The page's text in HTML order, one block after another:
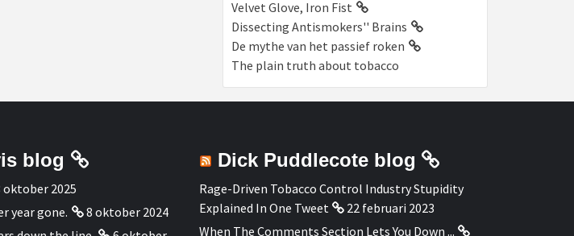
Velvet Glove, Iron Fist
Dissecting Antismokers'' Brains
De mythe van het passief roken
The plain truth about tobacco
blog
oktober 2025
year gone.
8 oktober 2024
Dick Puddlecote blog
Rage-Driven Tobacco Control Industry Stupidity
Explained In One Tweet
22 februari 2023
When The Comments Section Lets You Down ...